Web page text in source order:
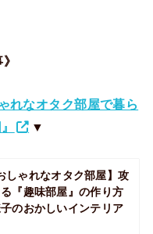
れなオタク部屋で暮ら
▼
しゃれなオタク部屋】攻
『趣味部屋』の作り方
子のおかしいインテリア